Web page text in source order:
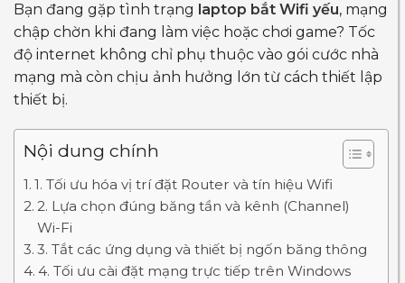
Bạn đang gặp tình trạng laptop bắt Wifi yếu, mạng
chập chờn khi đang làm việc hoặc chơi game? Tốc
độ internet không chỉ phụ thuộc vào gói cước nhà
mạng mà còn chịu ảnh hưởng lớn từ cách thiết lập
thiết bị.
Nội dung chính
1. Tối ưu hóa vị trí đặt Router và tín hiệu Wifi
2. Lựa chọn đúng băng tần và kênh (Channel)
Wi-Fi
3. Tắt các ứng dụng và thiết bị ngốn băng thông
4. Tối ưu cài đặt mạng trực tiếp trên Windows